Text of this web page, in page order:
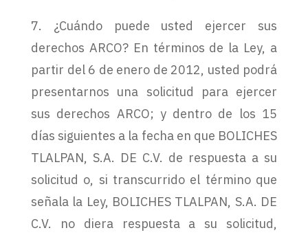
7. ¿Cuándo puede usted ejercer sus
derechos ARCO? En términos de la Ley, a
partir del 6 de enero de 2012, usted podrá
presentarnos una solicitud para ejercer
sus derechos ARCO; y dentro de los 15
días siguientes a la fecha en que BOLICHES
TLALPAN, S.A. DE C.V. de respuesta a su
solicitud o, si transcurrido el término que
señala la Ley, BOLICHES TLALPAN, S.A. DE
C.V. no diera respuesta a su solicitud,